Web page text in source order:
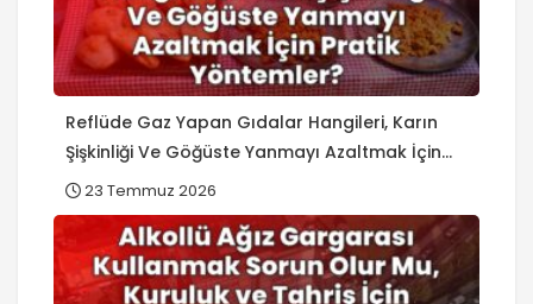
Reflüde Gaz Yapan Gıdalar Hangileri, Karın
Şişkinliği Ve Göğüste Yanmayı Azaltmak İçin
Pratik Yöntemler?
23 Temmuz 2026